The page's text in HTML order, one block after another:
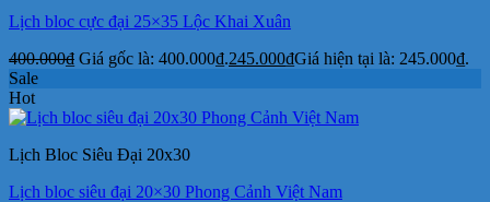
Lịch bloc cực đại 25×35 Lộc Khai Xuân
400.000₫ Giá gốc là: 400.000₫.245.000₫Giá hiện tại là: 245.000₫.
Sale
Hot
Lịch Bloc Siêu Đại 20x30
Lịch bloc siêu đại 20×30 Phong Cảnh Việt Nam